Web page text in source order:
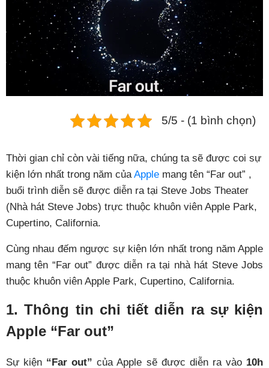
Điện thoại
Phụ kiện
Hệ thống:
(Giờ làm việc: 08h00 - 21h00)
Tin công nghệ
Đặt lịch ngay
5/5 - (1 bình chọn)
Thời gian chỉ còn vài tiếng nữa, chúng ta sẽ được coi sự
kiện lớn nhất trong năm củaApple mang tên “Far out” ,
buổi trình diễn sẽ được diễn ra tại Steve Jobs Theater
(Nhà hát Steve Jobs) trực thuộc khuôn viên Apple Park,
Cupertino, California.
Cùng nhau đếm ngược sự kiện lớn nhất trong năm Apple
mang tên “Far out” được diễn ra tại nhà hát Steve Jobs
thuộc khuôn viên Apple Park, Cupertino, California.
1. Thông tin chi tiết diễn ra sự kiện
Apple “Far out”
Sự kiện “Far out” của Apple sẽ được diễn ra vào 10h